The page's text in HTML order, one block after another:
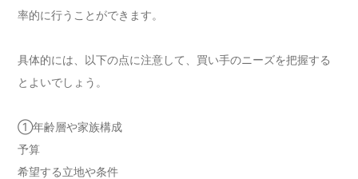
率的に行うことができます。
具体的には、以下の点に注意して、買い手のニーズを把握する
とよいでしょう。
①年齢層や家族構成
予算
希望する立地や条件